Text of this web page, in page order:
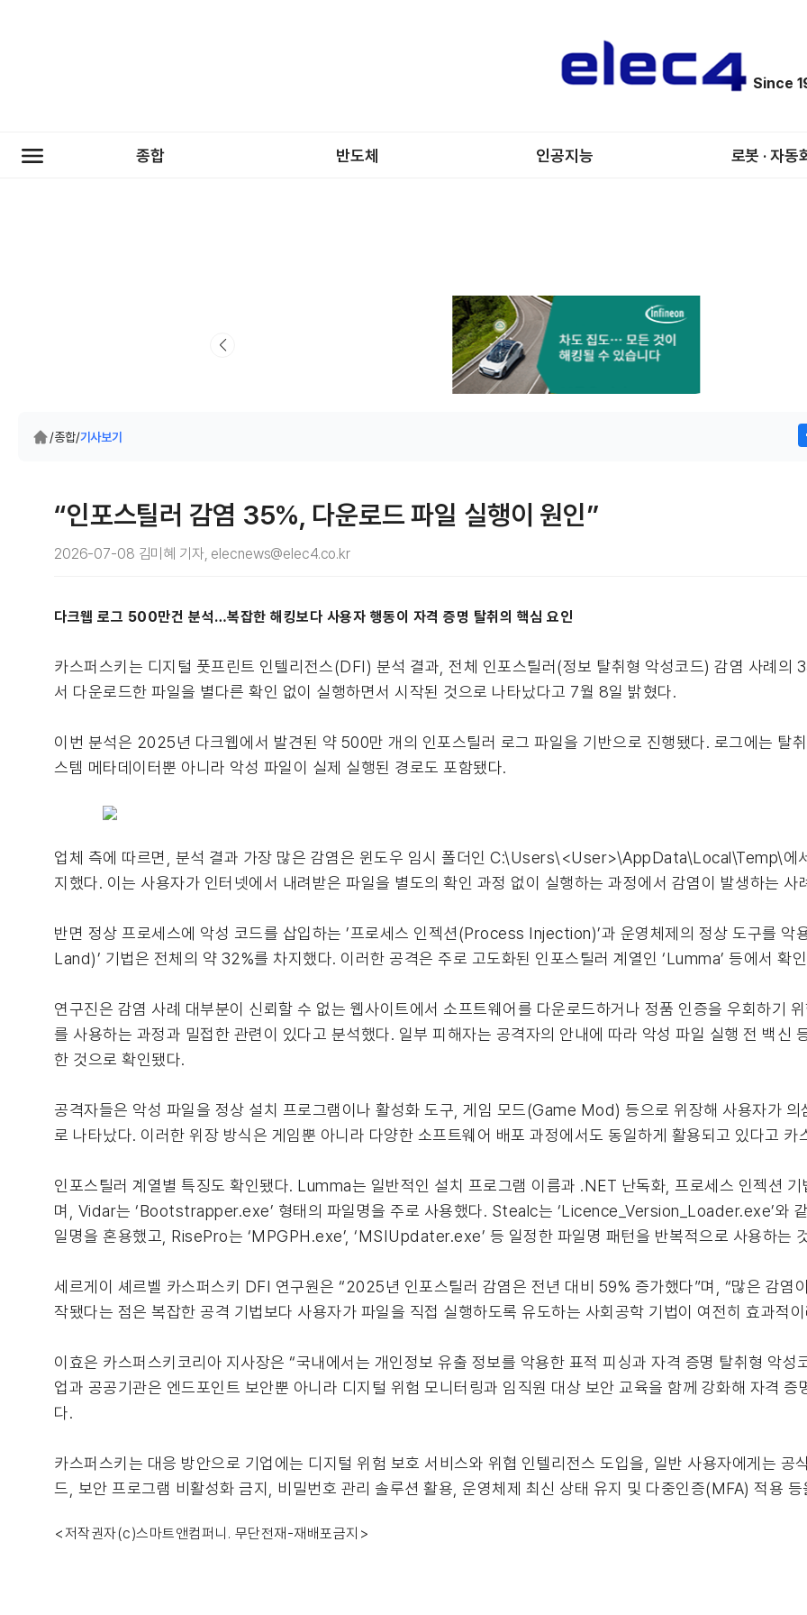
Since
종합 반도체 인공지능 로봇 · 자동
/종합/기사보기
“인포스틸러 감염 35%, 다운로드 파일 실행이 원인”
2026-07-08 김미혜 기자, elecnews@elec4.co.kr
다크웹 로그 500만건 분석…복잡한 해킹보다 사용자 행동이 자격 증명 탈취의 핵심 요인
카스퍼스키는 디지털 풋프린트 인텔리전스(DFI) 분석 결과, 전체 인포스틸러(정보 탈취형 악성코드) 감염 사례의
서 다운로드한 파일을 별다른 확인 없이 실행하면서 시작된 것으로 나타났다고 7월 8일 밝혔다.
이번 분석은 2025년 다크웹에서 발견된 약 500만 개의 인포스틸러 로그 파일을 기반으로 진행됐다. 로그에는 탈
스템 메타데이터뿐 아니라 악성 파일이 실제 실행된 경로도 포함됐다.
업체 측에 따르면, 분석 결과 가장 많은 감염은 윈도우 임시 폴더인 C:\Users\<User>\AppData\Local\Temp\에
지했다. 이는 사용자가 인터넷에서 내려받은 파일을 별도의 확인 과정 없이 실행하는 과정에서 감염이 발생하는 사
반면 정상 프로세스에 악성 코드를 삽입하는 ’프로세스 인젝션(Process Injection)’과 운영체제의 정상 도구를
Land)’ 기법은 전체의 약 32%를 차지했다. 이러한 공격은 주로 고도화된 인포스틸러 계열인 ‘Lumma’ 등에서 확
연구진은 감염 사례 대부분이 신뢰할 수 없는 웹사이트에서 소프트웨어를 다운로드하거나 정품 인증을 우회하기
를 사용하는 과정과 밀접한 관련이 있다고 분석했다. 일부 피해자는 공격자의 안내에 따라 악성 파일 실행 전 백신
한 것으로 확인됐다.
공격자들은 악성 파일을 정상 설치 프로그램이나 활성화 도구, 게임 모드(Game Mod) 등으로 위장해 사용자가 의
로 나타났다. 이러한 위장 방식은 게임뿐 아니라 다양한 소프트웨어 배포 과정에서도 동일하게 활용되고 있다고 카
인포스틸러 계열별 특징도 확인됐다. Lumma는 일반적인 설치 프로그램 이름과 .NET 난독화, 프로세스 인젝션
며, Vidar는 ‘Bootstrapper.exe’ 형태의 파일명을 주로 사용했다. Stealc는 ‘Licence_Version_Loader.exe’와
일명을 혼용했고, RisePro는 ‘MPGPH.exe’, ‘MSIUpdater.exe’ 등 일정한 파일명 패턴을 반복적으로 사용하는
세르게이 셰르벨 카스퍼스키 DFI 연구원은 “2025년 인포스틸러 감염은 전년 대비 59% 증가했다”며, “많은 감염
작됐다는 점은 복잡한 공격 기법보다 사용자가 파일을 직접 실행하도록 유도하는 사회공학 기법이 여전히 효과적
이효은 카스퍼스키코리아 지사장은 “국내에서는 개인정보 유출 정보를 악용한 표적 피싱과 자격 증명 탈취형 악성
업과 공공기관은 엔드포인트 보안뿐 아니라 디지털 위험 모니터링과 임직원 대상 보안 교육을 함께 강화해 자격 증
다.
카스퍼스키는 대응 방안으로 기업에는 디지털 위험 보호 서비스와 위협 인텔리전스 도입을, 일반 사용자에게는 공
드, 보안 프로그램 비활성화 금지, 비밀번호 관리 솔루션 활용, 운영체제 최신 상태 유지 및 다중인증(MFA) 적용 등
<저작권자(c)스마트앤컴퍼니. 무단전재-재배포금지>